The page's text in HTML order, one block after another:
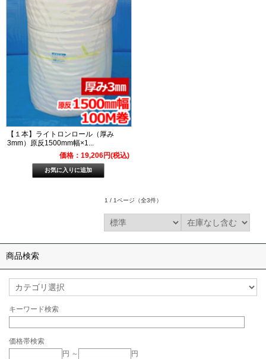
【１本】ライトロンロール（厚み
3mm）原反1500mm幅×1...
価格：19,206円(税込)
1 / 1ページ （全3件）
商品検索
キーワード検索
価格帯検索
円 ～
円